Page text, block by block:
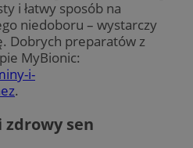
i łatwy sposób na
niedoboru – wystarczy
Dobrych preparatów z
MyBionic:
i-
.
zdrowy sen